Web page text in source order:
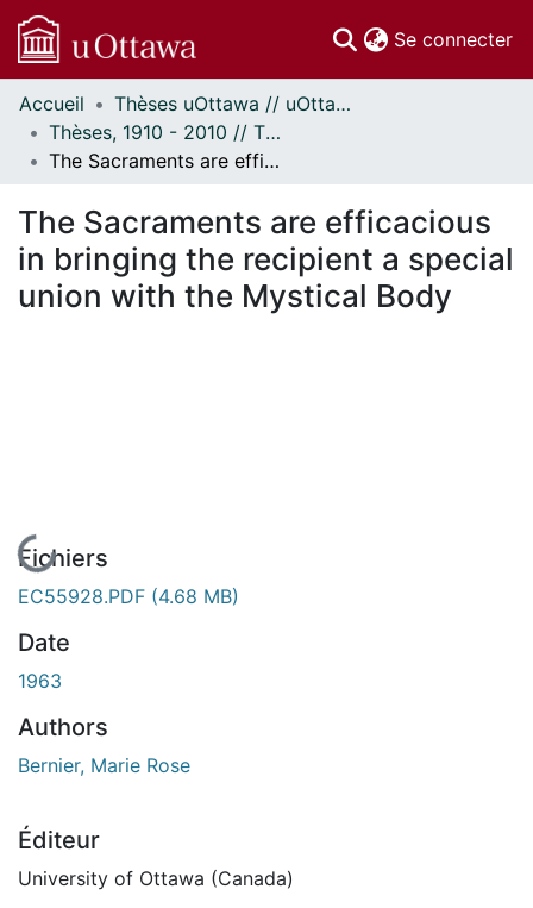
Se connecter
Communautés
et collections
Parcourir
À propos
Accueil
Thèses uOttawa // uOttawa Theses
Thèses, 1910 - 2010 // Theses, 1910 - 2010
The Sacraments are efficacious in bringing the recipient a special union with the Mystical Body
The Sacraments are efficacious
in bringing the recipient a special
union with the Mystical Body
En cours de chargement...
Fichiers
EC55928.PDF (4.68 MB)
Date
1963
Authors
Bernier, Marie Rose
Éditeur
University of Ottawa (Canada)